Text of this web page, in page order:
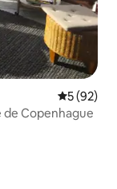
5 (92)
de Copenhague